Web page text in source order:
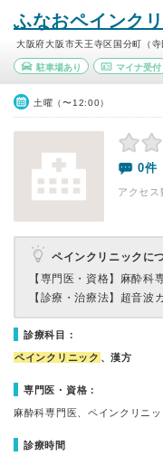
ふなおペインク
大阪府大阪市天王寺区国分町（寺
駐車場あり マイナ受付
土曜（〜12:00）
0件
アクセ
ペインクリニックに
【専門医・資格】 麻酔科
【診療・治療法】 超音波
診療科目：
ペインクリニック 、漢方
専門医・資格：
麻酔科専門医、ペインクリニ
診療時間